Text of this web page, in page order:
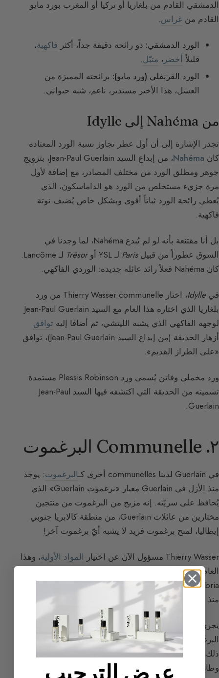
الدمشقي القادم من بلغاريا أو تركيا أو المغرب بورد مايو
القادم من غراس.
الورد الدمشقي: ذو رائحة دقيقة جداً، أكثر فاكهية،
قليلاً أخضر ، متبّل.
الورد القرنفلي (ورد مايو): برائحته المميزة من
العسل، هذا الأخير مستدير، ناعم، شبه حيواني.
من Nahéma إلى Idylle
تجدر الإشارة إلى أن أول عطر تجاوز نسبة الورد المعتادة
كان Nahéma
، من إبداع السيد Jean-Paul Guerlain، بتزويج
جوهر ومطلق الورد من مختلف المصادر، مع إضافة لأول
مرة جزيء مستخلص من الورد هو الداماسكون، الذي
يُعطي رائحة الورد ثباتاً أقوى وبشكل خاص يُضيف نوتة
فاكهية.
بل أنا مقتنعة بأنه لو لم يُبدع Nahéma، لما وجدنا في
السوق عطوراً من قبيلParis لـ YSL أو Trésor
لـ Lancôme.
كان Nahéma فعلاً رائد عائلة جديدة: الوردي الفاكهي.
فيIdylle
، اختار Thierry Wasser communelle من ورد
بلغاريا الذي اختاره هذا العام مع السيد Jean-Paul Guerlain
لوجهه الفاكهي الذي يشبه الليتشي، ثم أضافا إليه توافق
أزهار الحديقة (من إبداع السيد Jean-Paul Guerlain)، توافق
«على الطراز القديم».
ورد مخملي وفاتن يُسمى ورد Plessis Robinson مستمدة
تسميته من الحديقة التي اكتشفه فيها السيد Jean-Paul
Guerlain.
٢. Communelle البرغموت
في Guerlain لدينا communelles أخرى كـ البرغموت: يوجد
منذ الأزل في Guerlain معيار «برغموت Guerlain» الذي
يُحافظ على سريّته. إنه مزيج من البرغموت من منتجين
مختارين من عائلات Guerlain، من منطقة كالابريا جنوبي
إيطاليا، لمنح برغموت فريد لا يشبه أيّ برغموت آخر!
Thierry Wasser مسؤول الآن عن اختيار المواد الأولية، وهذا
العام اختار لأول مرة البرغموت من منتجين مختلفين في
منذ خمسة أجيال.
يجري هذا الاختيار كل عام في آخر يناير وأول فبراير، ليكون
البرغموت مشبعاً بالشمس ويمنح عطره الأكثر فاكهية! مع
ذلك، ستحتفظ هذه البرغموتات الفاكهية دائماً بـ
وطازجة وخضراء.